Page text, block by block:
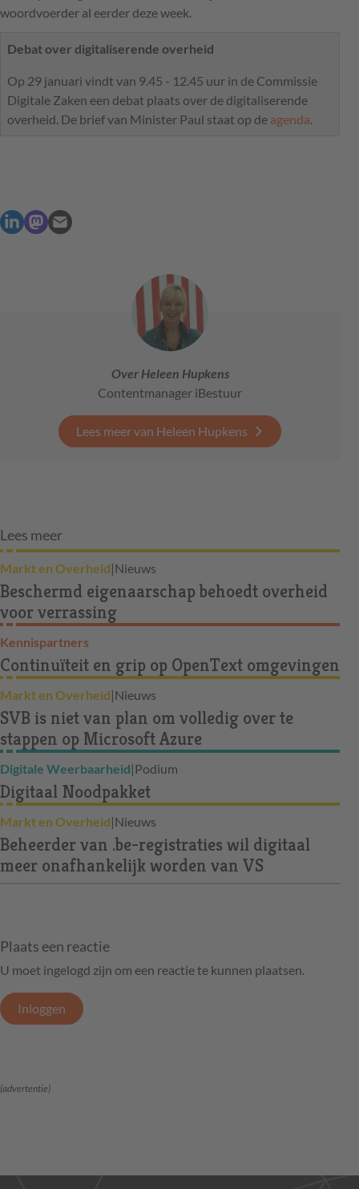
woordvoerder al eerder deze week.
Debat over digitaliserende overheid
Op 29 januari vindt van 9.45 - 12.45 uur in de Commissie
Digitale Zaken een debat plaats over de digitaliserende
overheid. De brief van Minister Paul staat op de agenda
Over Heleen Hupkens
Contentmanager iBestuur
Lees meer van Heleen Hupkens
Lees meer
Markt en Overheid|Nieuws
Beschermd eigenaarschap behoedt overheid
voor verrassing
Kennispartners
Continuïteit en grip op OpenText omgevingen
Markt en Overheid|Nieuws
SVB is niet van plan om volledig over te
stappen op Microsoft Azure
Digitale Weerbaarheid|Podium
Digitaal Noodpakket
Markt en Overheid|Nieuws
Beheerder van .be-registraties wil digitaal
meer onafhankelijk worden van VS
Plaats een reactie
U moet ingelogd zijn om een reactie te kunnen plaatsen.
Inloggen
(advertentie)